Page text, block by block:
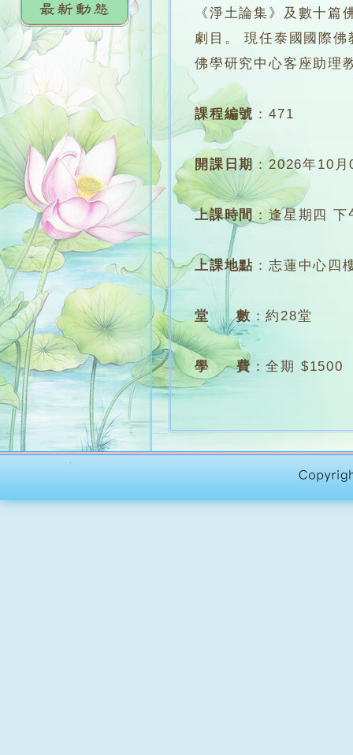
《淨土論集》及數十
劇目。 現任泰國國際
佛學研究中心客座助理
課程編號 ：471
開課日期 ：2026年10月
上課時間 ：逢星期四
上課地點 ：志蓮中心四
堂 數 ：約28堂
學 費：全期 $1500